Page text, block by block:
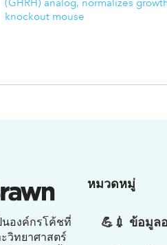
(GHRH) analog, normalizes
knockout mouse
นองค์กรโค้ชที่
วิทยาศาสตร์
หมวดหมู่
💪💉 ข้อมูล